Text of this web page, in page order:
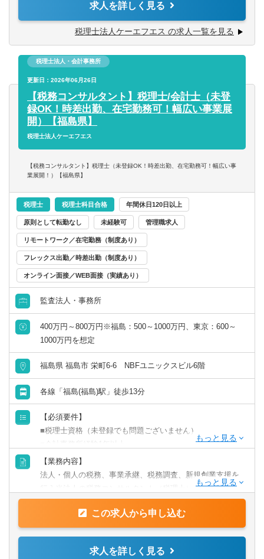
・福島事務所：福島県内、宮城県、山形県、栃木県の一部
・オンライン対応：九州、関西、北海道 など
「よりクライアントに寄り添った提案・サポートを行いた
い」
「新しい形の会計事務所を創っていきたい」
「幅広い分野に携わりたい」
このような方からのご応募をぜひお待ちしております！
■主な業務内容：
・税務相談
・法人個人の各種税務申告（法人税、事業税、消費税、所
・決算支援
・税務DD
・税務調査対応
・IPO支援業務（グループ会社と連携）
・相続、事業承継 など
・一般企業（ベンチャー、飲食、IＴ、不動産、サービス業
など）
・個人（スポーツマンや芸術家、フリーランスのコンサル
タントなど）
など
監査担当、データ入力担当がまとめたデータを元に、
税務判断や日常的な税務相談、事業承継・M&Aに係る税務
DDを担当いただきます。
求人を詳しく見る
税理士法人ケーエフエス の求人一覧を見る
税理士法人・会計事務所
更新日：2026年06月26日
【税務コンサルタント】税理士/会計士（未登
録OK！時差出勤、在宅勤務可！幅広い事業展
開）【福島県】
税理士法人ケーエフエス
【税務コンサルタント】税理士（未登録OK！時差出勤、在宅勤務可！幅広い事
業展開！）【福島県】
税理士 税理士科目合格 年間休日120日以上
原則として転勤なし 未経験可 管理職求人
リモートワーク／在宅勤務（制度あり）
フレックス出勤／時差出勤（制度あり）
オンライン面接／WEB面接（実績あり）
監査法人・事務所
400万円～800万円※福島：500～1000万円、東京：600～
1000万円を想定
福島県 福島市 栄町6-6 NBFユニックスビル6階
各線「福島(福島)駅」徒歩13分
【必須要件】
■税理士資格（未登録でも問題ございません）
※メインの業務が税法チェックのため、上記のご経験は必
須となります。
会計士資格者で税務にご興味ある方もご相談ください。
パートナー税理士、他税務コンサルタントと共にチームで
クライアントの課題解決を行っております。
【業務内容】
法人・個人の税務、事業承継、税務調査、新規創業支援を
行う当法人の税務コンサルタント（税理士）を募集してお
※リモートでの勤務は可能ですが、入社後からいきなりフ
ルリモートというのは行っておりません。
■主な業務内容：
この求人から申し込む
求人を詳しく見る